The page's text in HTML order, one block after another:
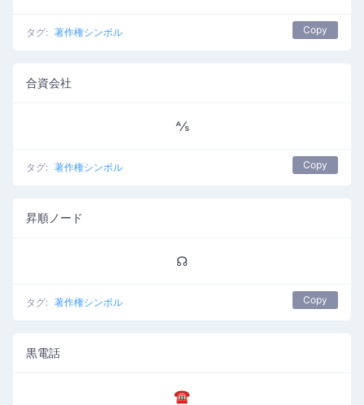
タグ: 著作権シンボル Copy
合資会社
⅍
タグ: 著作権シンボル Copy
昇順ノード
☊
タグ: 著作権シンボル Copy
黒電話
☎